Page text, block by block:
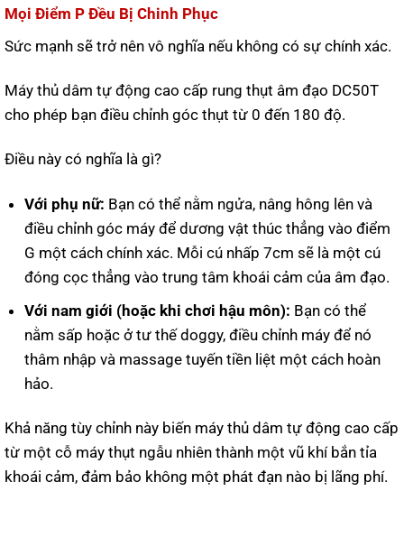
Mọi Điểm P Đều Bị Chinh Phục
Sức mạnh sẽ trở nên vô nghĩa nếu không có sự chính xác.
Máy thủ dâm tự động cao cấp rung thụt âm đạo DC50T
cho phép bạn điều chỉnh góc thụt từ 0 đến 180 độ.
Điều này có nghĩa là gì?
Với phụ nữ: Bạn có thể nằm ngửa, nâng hông lên và
điều chỉnh góc máy để dương vật thúc thẳng vào điểm
G một cách chính xác. Mỗi cú nhấp 7cm sẽ là một cú
đóng cọc thẳng vào trung tâm khoái cảm của âm đạo.
Với nam giới (hoặc khi chơi hậu môn): Bạn có thể
nằm sấp hoặc ở tư thế doggy, điều chỉnh máy để nó
thâm nhập và massage tuyến tiền liệt một cách hoàn
hảo.
Khả năng tùy chỉnh này biến máy thủ dâm tự động cao cấp
từ một cỗ máy thụt ngẫu nhiên thành một vũ khí bắn tỉa
khoái cảm, đảm bảo không một phát đạn nào bị lãng phí.